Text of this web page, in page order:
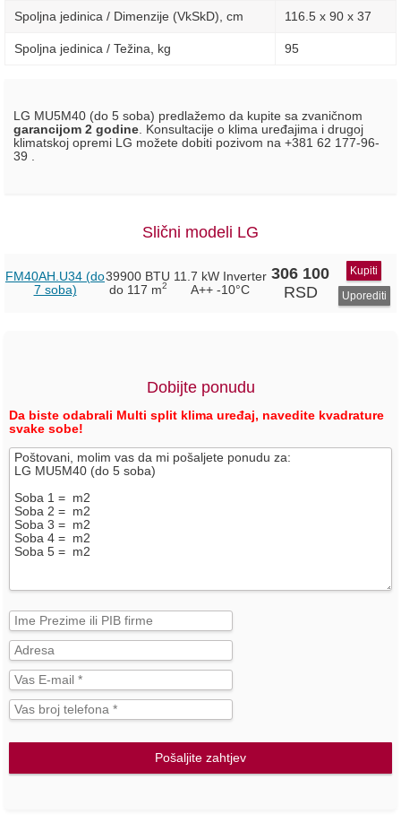
Spoljna jedinica / Dimenzije (VkSkD), сm 116.5 x 90 x 37
Spoljna jedinica / Težina, kg 95
LG MU5M40 (do 5 soba) predlažemo da kupite sa zvaničnom
garancijom 2 godine . Konsultacije o klima uređajima i drugoj
klimatskoj opremi LG možete dobiti pozivom na +381 62 177-96-
39 .
Slični modeli LG
FM40AH.U34 (do
7 soba)
39900 BTU
do 117 m2
11.7 kW Inverter
A++ -10°C
306 100
RSD
Kupiti
Uporediti
Dobijte ponudu
Da biste odabrali Multi split klima uređaj, navedite kvadrature
svake sobe!
Pošaljite zahtjev